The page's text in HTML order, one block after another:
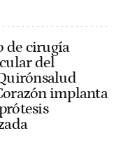
de cirugía
del
implanta